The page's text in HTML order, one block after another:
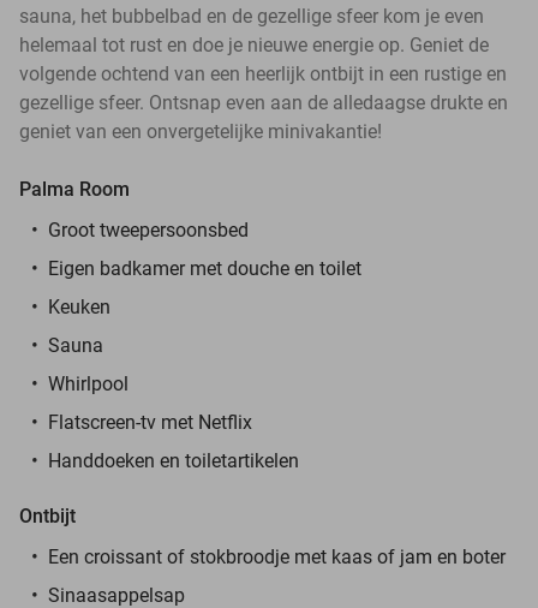
sauna, het bubbelbad en de gezellige sfeer kom je even
helemaal tot rust en doe je nieuwe energie op. Geniet de
volgende ochtend van een heerlijk ontbijt in een rustige en
gezellige sfeer. Ontsnap even aan de alledaagse drukte en
geniet van een onvergetelijke minivakantie!
Palma Room
Groot tweepersoonsbed
Eigen badkamer met douche en toilet
Keuken
Sauna
Whirlpool
Flatscreen-tv met Netflix
Handdoeken en toiletartikelen
Ontbijt
Een croissant of stokbroodje met kaas of jam en boter
Sinaasappelsap